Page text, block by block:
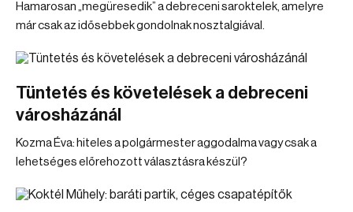
Hamarosan „megüresedik” a debreceni saroktelek, amelyre
már csak az idősebbek gondolnak nosztalgiával.
Tüntetés és követelések a debreceni
városházánál
Kozma Éva: hiteles a polgármester aggodalma vagy csak a
lehetséges előrehozott választásra készül?